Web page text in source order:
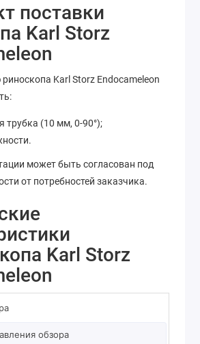
поставки
Karl Storz
Karl Storz Endocameleon
трубка (10 мм, 0-90°);
может быть согласован под
от потребностей заказчика.
Karl Storz
обзора